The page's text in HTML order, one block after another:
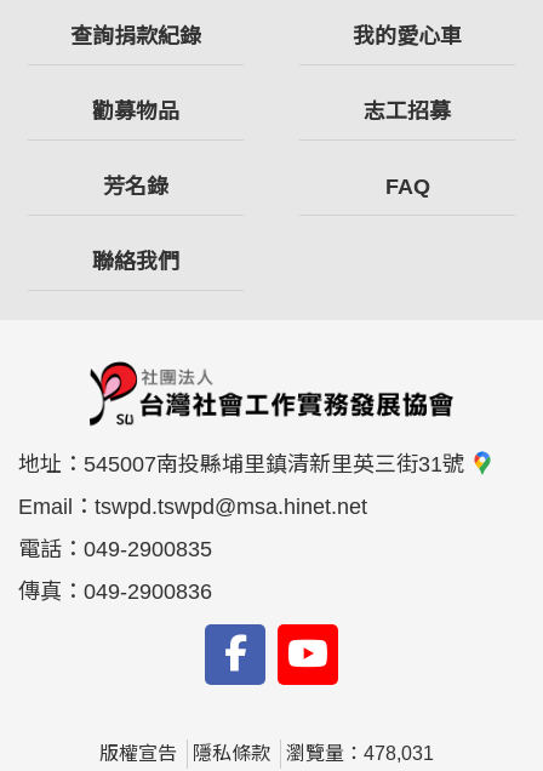
查詢捐款紀錄 我的愛心車
勸募物品 志工招募
芳名錄 FAQ
聯絡我們
地址： 545007南投縣埔里鎮清新里英三街31號
Email： tswpd.tswpd@msa.hinet.net
電話： 049-2900835
傳真： 049-2900836
版權宣告 隱私條款 瀏覽量：478,031